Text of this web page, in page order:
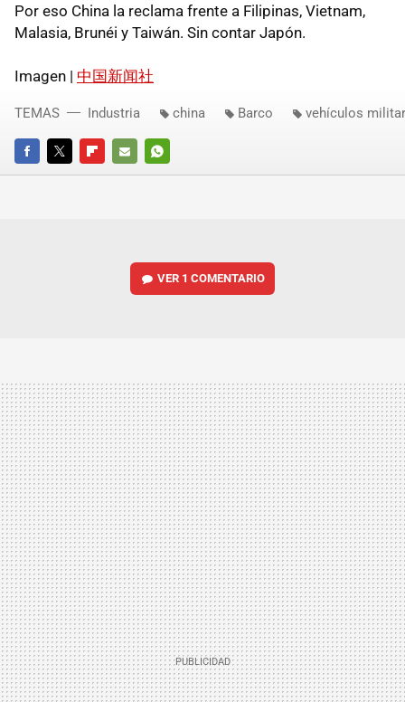
Por eso China la reclama frente a Filipinas, Vietnam,
Malasia, Brunéi y Taiwán. Sin contar Japón.
Imagen | 中国新闻社
FACEBOOKTWITTERFLIPBOARD
E-
WHATSAPP
TEMAS Industria china Barco vehículos
VER 1 COMENTARIO